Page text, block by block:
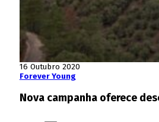
16 Outubro 2020
Forever Young
Nova campanha oferece